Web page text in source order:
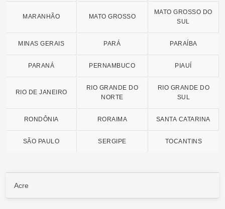
MARANHÃO MATO GROSSO
MATO GROSSO DO
SUL
MINAS GERAIS PARÁ PARAÍBA
PARANÁ PERNAMBUCO PIAUÍ
RIO DE JANEIRO
RIO GRANDE DO
NORTE
RIO GRANDE DO
SUL
RONDÔNIA RORAIMA SANTA CATARINA
SÃO PAULO SERGIPE TOCANTINS
Acre